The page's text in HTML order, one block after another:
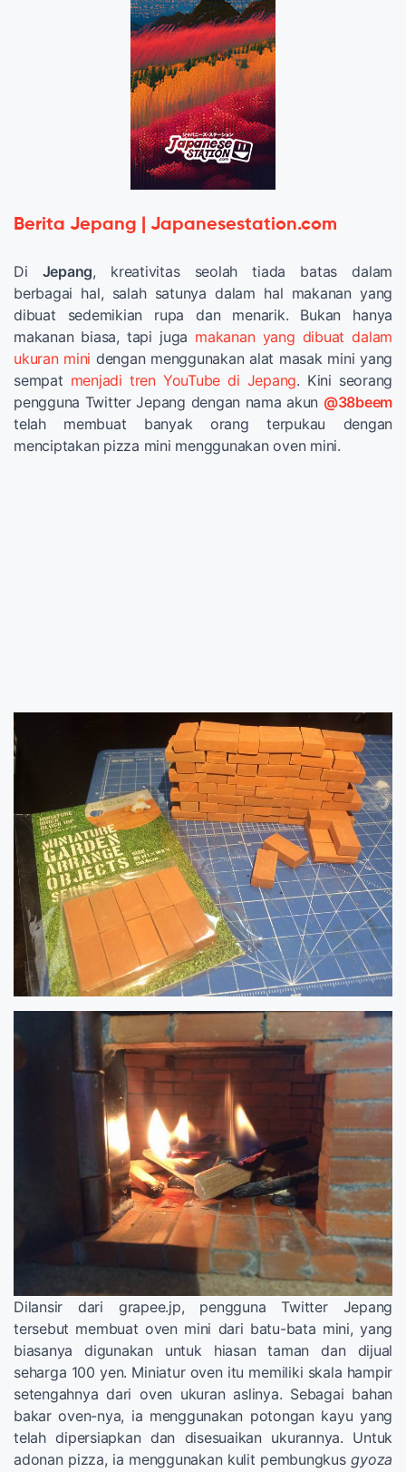
Berita Jepang | Japanesestation.com
Di Jepang, kreativitas seolah tiada batas dalam
berbagai hal, salah satunya dalam hal makanan yang
dibuat sedemikian rupa dan menarik. Bukan hanya
makanan biasa, tapi juga makanan yang dibuat dalam
ukuran mini dengan menggunakan alat masak mini yang
sempat menjadi tren YouTube di Jepang. Kini seorang
pengguna Twitter Jepang dengan nama akun @38beem
telah membuat banyak orang terpukau dengan
menciptakan pizza mini menggunakan oven mini.
Dilansir dari grapee.jp, pengguna Twitter Jepang
tersebut membuat oven mini dari batu-bata mini, yang
biasanya digunakan untuk hiasan taman dan dijual
seharga 100 yen. Miniatur oven itu memiliki skala hampir
setengahnya dari oven ukuran aslinya. Sebagai bahan
bakar oven-nya, ia menggunakan potongan kayu yang
telah dipersiapkan dan disesuaikan ukurannya. Untuk
adonan pizza, ia menggunakan kulit pembungkusgyoza